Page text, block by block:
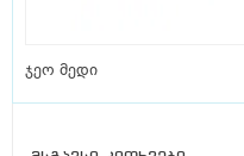
ჯეო მედი